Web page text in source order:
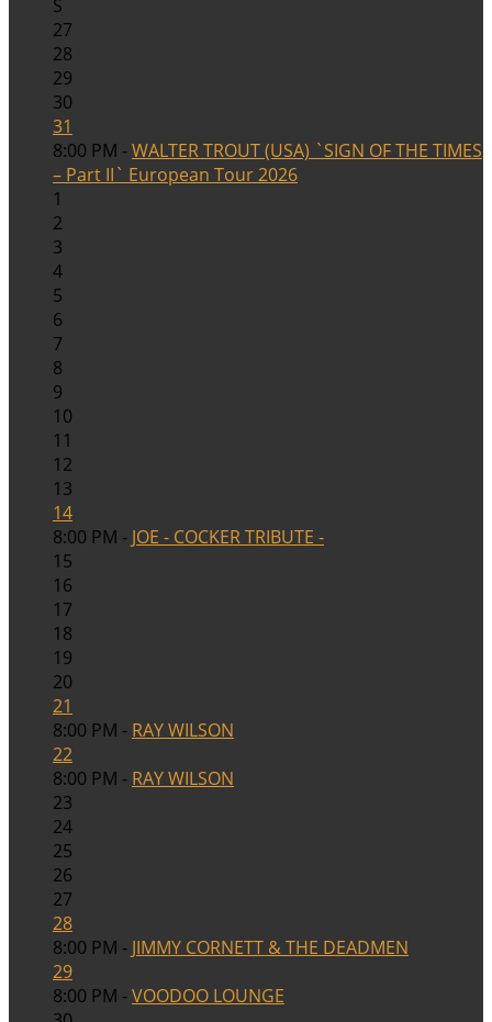
S
27
28
29
30
31
8:00 PM -WALTER TROUT (USA) `SIGN OF THE TIMES
– Part II` European Tour 2026
1
2
3
4
5
6
7
8
9
10
11
12
13
14
8:00 PM - JOE - COCKER TRIBUTE -
15
16
17
18
19
20
21
8:00 PM - RAY WILSON
22
8:00 PM - RAY WILSON
23
24
25
26
27
28
8:00 PM - JIMMY CORNETT & THE DEADMEN
29
8:00 PM -VOODOO LOUNGE